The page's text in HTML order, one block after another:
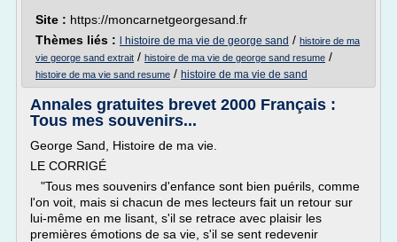
Site : https://moncarnetgeorgesand.fr
Thèmes liés :
l histoire de ma vie de george sand / histoire de ma
vie george sand extrait / histoire de ma vie de george sand resume /
histoire de ma vie sand resume / histoire de ma vie de sand
Annales gratuites brevet 2000 Français :
Tous mes souvenirs...
George Sand, Histoire de ma vie.
LE CORRIGÉ
"Tous mes souvenirs d'enfance sont bien puérils, comme
l'on voit, mais si chacun de mes lecteurs fait un retour sur
lui-même en me lisant, s'il se retrace avec plaisir les
premières émotions de sa vie, s'il se sent redevenir